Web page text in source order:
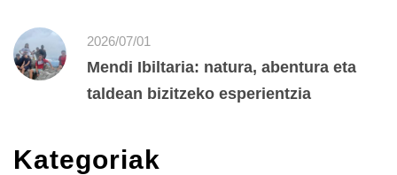
2026/07/01
Mendi Ibiltaria: natura, abentura eta
taldean bizitzeko esperientzia
Kategoriak